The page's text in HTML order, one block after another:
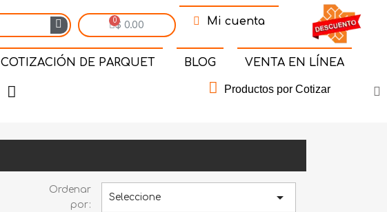
$ 0.00 Mi cuenta
COTIZACIÓN DE PARQUET BLOG VENTA EN LÍNEA
Productos por Cotizar
Ordenar
por:
Seleccione 